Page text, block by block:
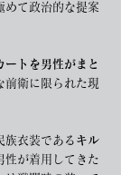
めて政治的な提案
ートを男性がまと
前衛に限られた現
族衣装である キル
性が着用してきた